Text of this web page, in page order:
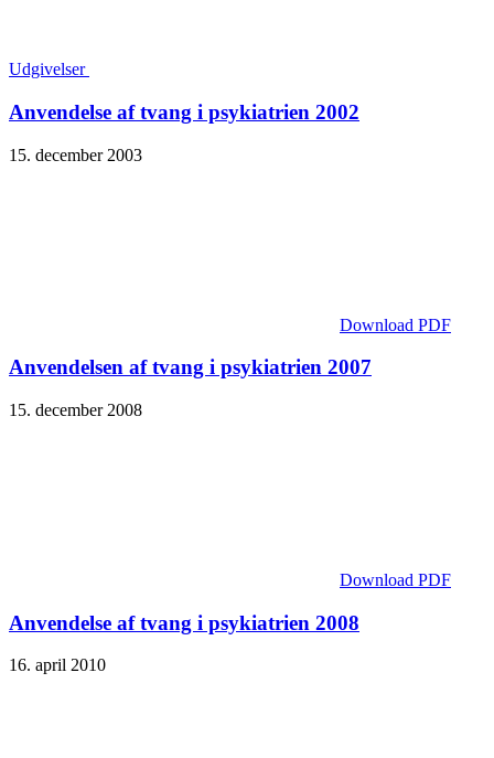
Udgivelser
Anvendelse af tvang i psykiatrien 2002
15. december 2003
Download PDF
Anvendelsen af tvang i psykiatrien 2007
15. december 2008
Download PDF
Anvendelse af tvang i psykiatrien 2008
16. april 2010